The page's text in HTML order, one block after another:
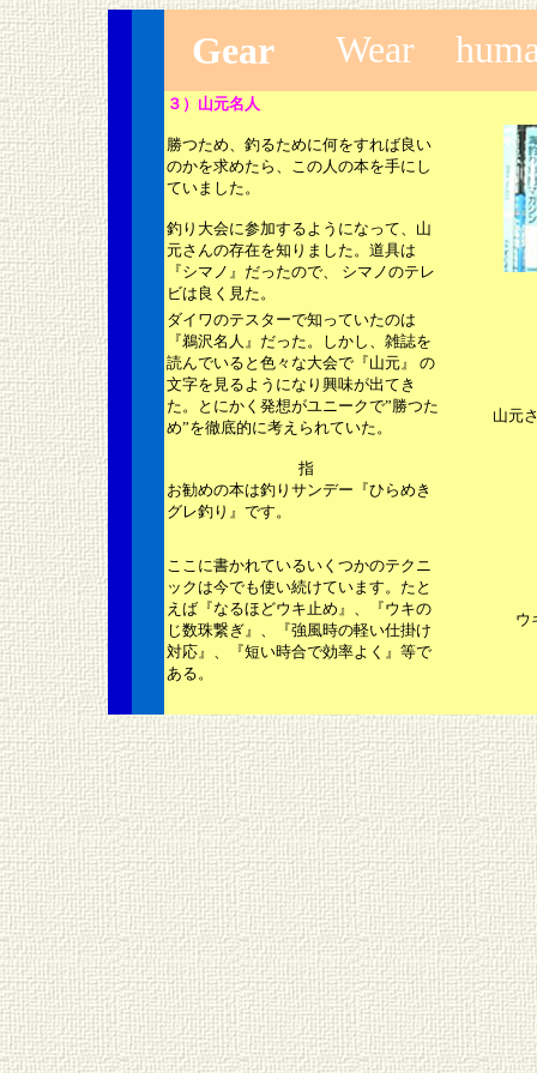
Gear Wear
３）山元名人
勝つため、釣るために何をすれば良い
のかを求めたら、この人の本を手にし
ていました。
釣り大会に参加するようになって、山
元さんの存在を知りました。道具は
『シマノ』だったので、 シマノのテレ
ビは良く見た。
ダイワのテスターで知っていたのは
『鵜沢名人』だった。しかし、雑誌を
読んでいると色々な大会で『山元』 の
文字を見るようになり興味が出てき
た。とにかく発想がユニークで”勝つた
め”を徹底的に考えられていた。
指
お勧めの本は釣りサンデー『ひらめき
グレ釣り』です。
山元
ここに書かれているいくつかのテクニ
ックは今でも使い続けています。たと
えば『なるほどウキ止め』、『ウキの
じ数珠繋ぎ』、『強風時の軽い仕掛け
対応』、『短い時合で効率よく』等で
ある。
ウ